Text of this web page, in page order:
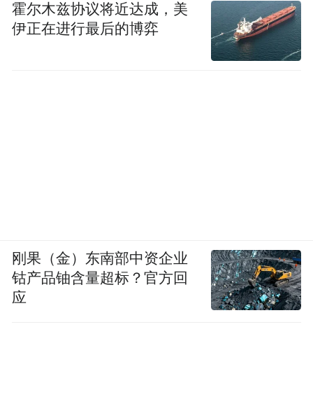
霍尔木兹协议将近达成，美
伊正在进行最后的博弈
刚果（金）东南部中资企业
钴产品铀含量超标？官方回
应